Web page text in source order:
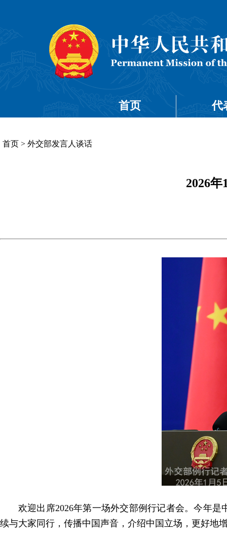
首页 代
首页 > 外交部发言人谈话
2026
欢迎出席2026年第一场外交部例行记者会。今年
续与大家同行，传播中国声音，介绍中国立场，更好地